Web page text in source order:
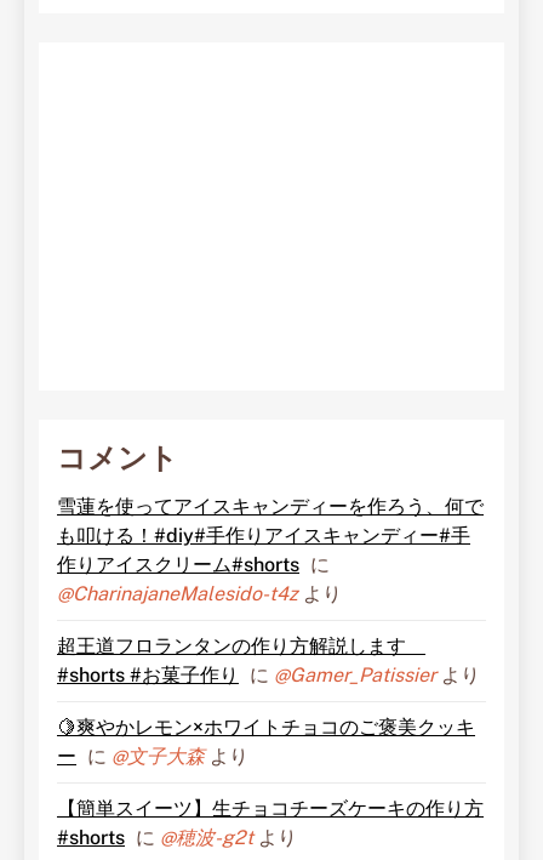
コメント
雪蓮を使ってアイスキャンディーを作ろう、何で
も叩ける！#diy#手作りアイスキャンディー#手
作りアイスクリーム#shorts に
@CharinajaneMalesido-t4zより
超王道フロランタンの作り方解説します
#shorts #お菓子作り
に @Gamer_Patissierより
🍋爽やかレモン×ホワイトチョコのご褒美クッキ
ー に @文子大森より
【簡単スイーツ】生チョコチーズケーキの作り方
#shorts に @穂波-g2tより